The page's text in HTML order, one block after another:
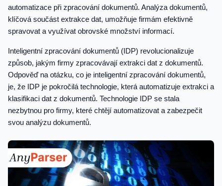
automatizace při zpracování dokumentů. Analýza dokumentů,
klíčová součást extrakce dat, umožňuje firmám efektivně
spravovat a využívat obrovské množství informací.
Inteligentní zpracování dokumentů (IDP) revolucionalizuje
způsob, jakým firmy zpracovávají extrakci dat z dokumentů.
Odpověď na otázku, co je inteligentní zpracování dokumentů,
je, že IDP je pokročilá technologie, která automatizuje extrakci a
klasifikaci dat z dokumentů. Technologie IDP se stala
nezbytnou pro firmy, které chtějí automatizovat a zabezpečit
svou analýzu dokumentů.